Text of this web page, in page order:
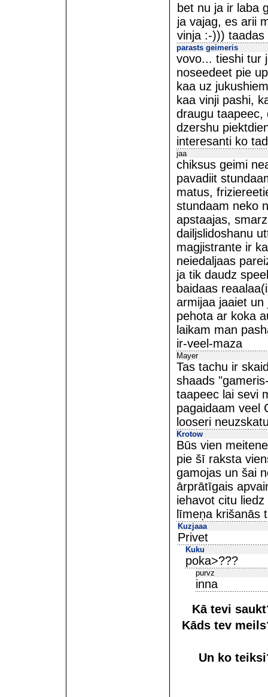
bet nu ja ir laba
ja vajag, es arii
vinja :-)))
parasts geimeris
vovo... tieshi tur
noseedeet pie
kaa uz
kaa vinji pashi,
draugu taapeec,
dzershu
interesanti ko
jaa
chiksus geimi
pavadiit
matus,
stundaam neko
apstaajas,
dailjslidoshanu
magjistrante ir
neiedaljaas
ja tik daudz
baidaas
armijaa jaaiet un
pehota ar koka
laikam man
ir-veel-maza
Mayer
Tas tachu ir
shaads
taapeec lai sevi
pagaidaam veel
looseri
Krotow
Būs vien
pie šī raksta
gamojas un šai
ārprātīgais
iehavot citu
līmeņa krišanās
Kuzjaaa
Privet
Kuku
poka>???
purvz
inna
Kā tevi
Kāds tev
Un ko